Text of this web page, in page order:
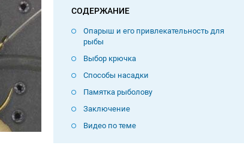
СОДЕРЖАНИЕ
Опарыш и его привлекательность для
рыбы
Выбор крючка
Способы насадки
Памятка рыболову
Заключение
Видео по теме